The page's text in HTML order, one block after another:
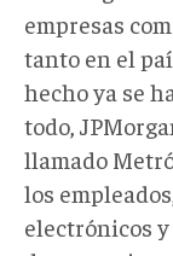
empresas
tanto en el
hecho ya se
todo,
llamado
los
electrónicos y